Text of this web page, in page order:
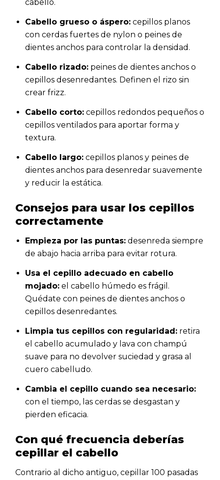
cabello.
Cabello grueso o áspero: cepillos planos
con cerdas fuertes de nylon o peines de
dientes anchos para controlar la densidad.
Cabello rizado: peines de dientes anchos o
cepillos desenredantes. Definen el rizo sin
crear frizz.
Cabello corto: cepillos redondos pequeños o
cepillos ventilados para aportar forma y
textura.
Cabello largo: cepillos planos y peines de
dientes anchos para desenredar suavemente
y reducir la estática.
Consejos para usar los cepillos
correctamente
Empieza por las puntas: desenreda siempre
de abajo hacia arriba para evitar rotura.
Usa el cepillo adecuado en cabello
mojado: el cabello húmedo es frágil.
Quédate con peines de dientes anchos o
cepillos desenredantes.
Limpia tus cepillos con regularidad: retira
el cabello acumulado y lava con champú
suave para no devolver suciedad y grasa al
cuero cabelludo.
Cambia el cepillo cuando sea necesario:
con el tiempo, las cerdas se desgastan y
pierden eficacia.
Con qué frecuencia deberías
cepillar el cabello
Contrario al dicho antiguo, cepillar 100 pasadas